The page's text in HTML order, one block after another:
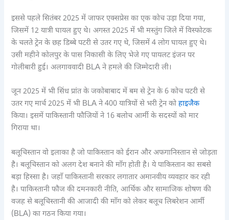
इससे पहले सितंबर 2025 में जाफर एक्सप्रेस का एक कोच उड़ा दिया गया,
जिसमें 12 यात्री घायल हुए थे। अगस्त 2025 में भी मस्तुंग जिले में विस्फोटक
के चलते ट्रेन के छह डिब्बे पटरी से उतर गए थे, जिसमें 4 लोग घायल हुए थे।
उसी महीने कोलपुर के पास निकासी के लिए भेजे गए पायलट इंजन पर
गोलीबारी हुई। अलगाववादी BLA ने हमले की जिम्मेदारी ली।
जून 2025 में भी सिंध प्रांत के जकोबाबाद में बम से ट्रेन के 6 कोच पटरी से
उतर गए मार्च 2025 में भी BLA ने 400 यात्रियों से भरी ट्रेन कोहाइजैक
किया। इसमें पाकिस्तानी फौजियों ने 16 बलोच आर्मी के सदस्यों को मार
गिराया था।
बलूचिस्तान वो इलाका है जो पाकिस्तान को ईरान और अफगानिस्तान से जोड़ता
है। बलूचिस्तान को अलग देश बनाने की माँग होती है। ये पाकिस्तान का सबसे
बड़ा हिस्सा है। जहाँ पाकिस्तानी सरकार लगातार अमानवीय व्यवहार कर रही
है। पाकिस्तानी फौज की दमनकारी नीति, आर्थिक और सामाजिक शोषण की
वजह से बलूचिस्तानी की आजादी की माँग को लेकर बलूच लिबरेशन आर्मी
(BLA) का गठन किया गया।